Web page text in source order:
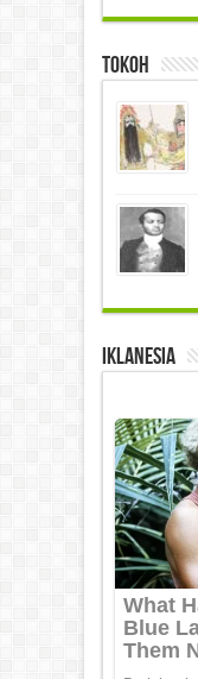
Tokoh
IKLANESIA